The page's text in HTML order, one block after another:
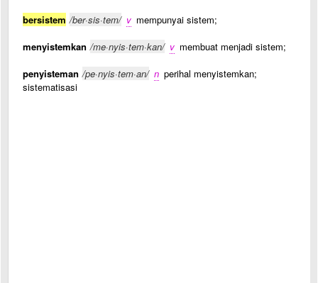
bersistem /ber·sis·tem/ v mempunyai sistem;
menyistemkan /me·nyis·tem·kan/ v membuat menjadi sistem;
penyisteman /pe·nyis·tem·an/ n perihal menyistemkan;
sistematisasi